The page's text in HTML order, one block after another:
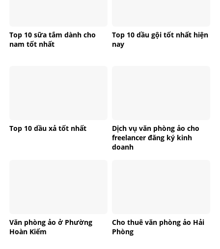
Top 10 sữa tắm dành cho
nam tốt nhất
Top 10 dầu gội tốt nhất hiện
nay
Top 10 dầu xả tốt nhất
Dịch vụ văn phòng ảo cho
freelancer đăng ký kinh
doanh
Văn phòng ảo ở Phường
Hoàn Kiếm
Cho thuê văn phòng ảo Hải
Phòng